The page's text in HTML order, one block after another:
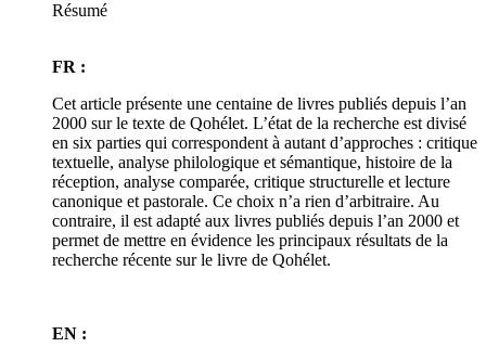
Résumé
FR :
Cet article présente une centaine de livres publiés depuis l’an
2000 sur le texte de Qohélet. L’état de la recherche est divisé
en six parties qui correspondent à autant d’approches : critique
textuelle, analyse philologique et sémantique, histoire de la
réception, analyse comparée, critique structurelle et lecture
canonique et pastorale. Ce choix n’a rien d’arbitraire. Au
contraire, il est adapté aux livres publiés depuis l’an 2000 et
permet de mettre en évidence les principaux résultats de la
recherche récente sur le livre de Qohélet.
EN :